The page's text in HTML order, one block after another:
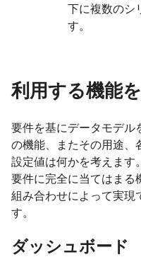
下に複数のシ
す。
利用する機能
要件を基にデータモデル
の機能、またその用途、
設定値は何かを考えます。
要件に完全に当てはまる
組み合わせによって実現
す。
ダッシュボード